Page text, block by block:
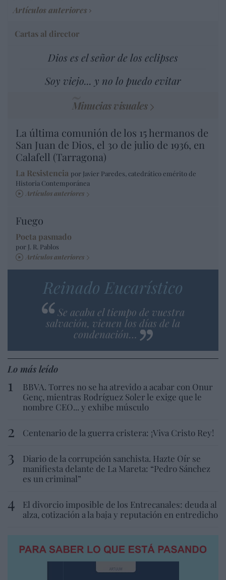
Artículos anteriores
Cartas al director
Dios es el señor de los eclipses
Soy viejo... y no lo puedo evitar
Minucias visuales
La última comunión de los 15 hermanos de
San Juan de Dios, el 30 de julio de 1936, en
Calafell (Tarragona)
La Resistencia por Javier Paredes, catedrático emérito de
Historia Contemporánea
Artículos anteriores
Fuego
Poeta pasmado
por J. R. Pablos
Artículos anteriores
Reinado Eucarístico
Se acaba el tiempo de vuestra
salvación, vienen los días de la
condenación…
Lo más leído
BBVA. Torres no se ha atrevido a acabar con Onur
Genç, mientras Rodríguez Soler le exige que le
nombre CEO... y exhibe músculo
Centenario de la guerra cristera: ¡Viva Cristo Rey!
Diario de la corrupción sanchista. Hazte Oír se
manifiesta delante de La Mareta: “Pedro Sánchez
es un criminal”
El divorcio imposible de los Entrecanales: deuda al
alza, cotización a la baja y reputación en entredicho